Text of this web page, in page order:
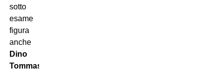
sotto
esame
figura
anche
Dino
Tommasi